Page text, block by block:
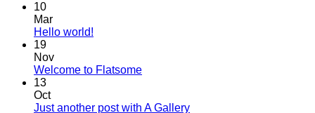
10
Mar
Hello world!
19
Nov
Welcome to Flatsome
13
Oct
Just another post with A Gallery